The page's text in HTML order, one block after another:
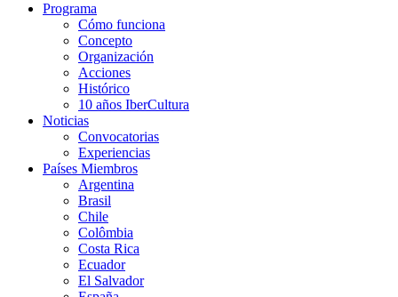
Programa
Cómo funciona
Concepto
Organización
Acciones
Histórico
10 años IberCultura
Noticias
Convocatorias
Experiencias
Países Miembros
Argentina
Brasil
Chile
Colômbia
Costa Rica
Ecuador
El Salvador